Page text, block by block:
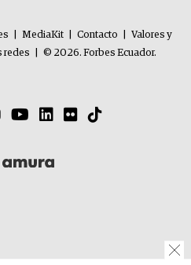
MediaKit Contacto
Valores y
redes
© 2026. Forbes Ecuador.